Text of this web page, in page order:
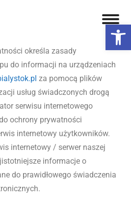
określa zasady
do informacji na urządzeniach
za pomocą plików
usług świadczonych drogą
serwisu internetowego
ochrony prywatności
internetowy użytkowników.
internetowy / serwer naszej
informacje o
do prawidłowego świadczenia